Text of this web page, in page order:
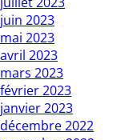
juin 2023
mai 2023
avril 2023
mars 2023
février 2023
janvier 2023
décembre 2022